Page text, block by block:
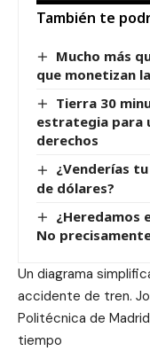
También te
Mucho más
que monetizan
Tierra 30
estrategia para
derechos
¿Venderías
de dólares?
¿Heredamos
No
Un diagrama
accidente de tren.
Politécnica de
tiempo